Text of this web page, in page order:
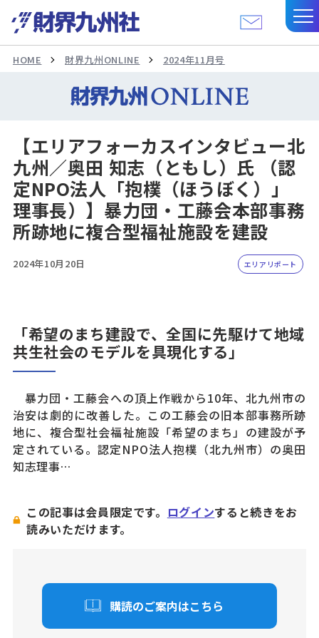
HOME 財界九州ONLINE 2024年11月号
【エリアフォーカスインタビュー北
九州／奥田 知志（ともし）氏 （認
定NPO法人「抱樸（ほうぼく）」
理事長）】暴力団・工藤会本部事務
所跡地に複合型福祉施設を建設
2024年10月20日 エリアリポート
「希望のまち建設で、全国に先駆けて地域
共生社会のモデルを具現化する」
暴力団・工藤会への頂上作戦から10年、北九州市の
治安は劇的に改善した。この工藤会の旧本部事務所跡
地に、複合型社会福祉施設「希望のまち」の建設が予
定されている。認定NPO法人抱樸（北九州市）の奥田
知志理事…
この記事は会員限定です。 ログインすると続きをお
読みいただけます。
購読のご案内はこちら